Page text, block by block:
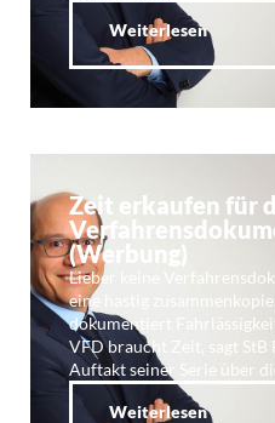
Weiterlesen
Zeit erkaufen für
(Werbung)
Lieber keine
eine hastig
dokumentiert
VFD braucht Zeit, sagt StB
Auftakt seiner Serie über
Weiterlesen